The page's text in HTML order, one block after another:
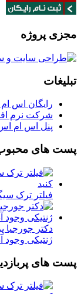
مجزی پروژه
تبلیغات
رایگان اس
شرکت نرم
پنل اس ام
پست های
فیلتر ترک
دکتر جورجیا
ژنتیکی وجود
پست های